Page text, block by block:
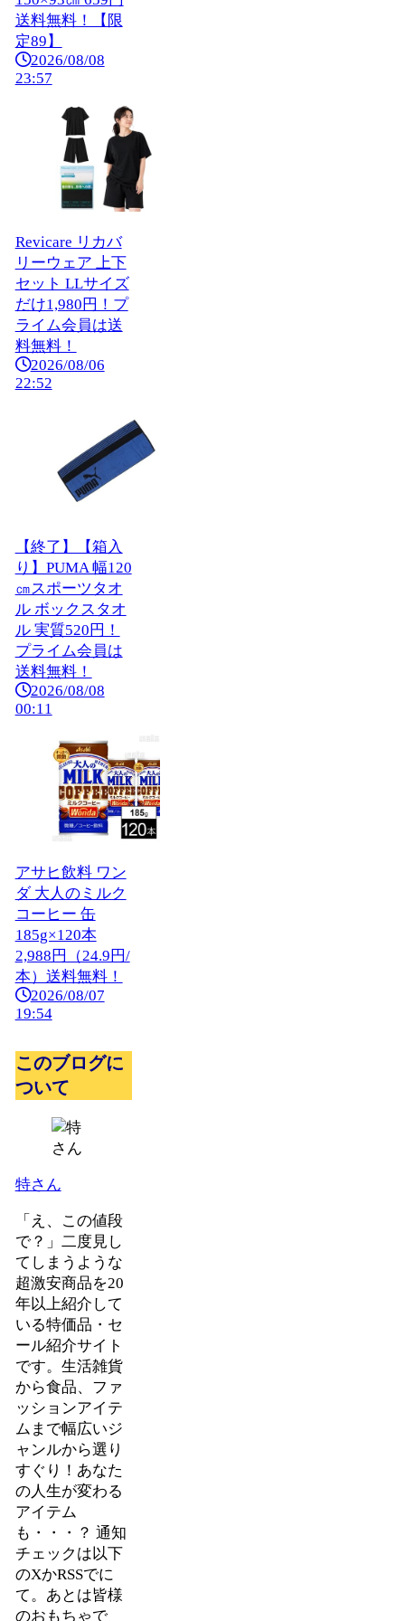
送料無料！【限
定89】
2026/08/08
23:57
Revicare リカバ
リーウェア 上下
セット LLサイズ
だけ1,980円！プ
ライム会員は送
料無料！
2026/08/06
22:52
【終了】【箱入
り】PUMA 幅120
㎝スポーツタオ
ル ボックスタオ
ル 実質520円！
プライム会員は
送料無料！
2026/08/08
00:11
アサヒ飲料 ワン
ダ 大人のミルク
コーヒー 缶
185g×120本
2,988円（24.9円/
本）送料無料！
2026/08/07
19:54
このブログに
ついて
特さん
「え、この値段
で？」二度見し
てしまうような
超激安商品を20
年以上紹介して
いる特価品・セ
ール紹介サイト
です。生活雑貨
から食品、ファ
ッションアイテ
ムまで幅広いジ
ャンルから選り
すぐり！あなた
の人生が変わる
アイテム
も・・・？ 通知
チェックは以下
のXかRSSでに
て。あとは皆様
のおもちゃで